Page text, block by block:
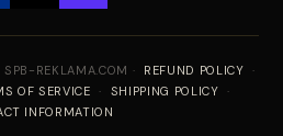
REKLAMA.COM · REFUND POLICY ·
OF SERVICE · SHIPPING POLICY ·
INFORMATION